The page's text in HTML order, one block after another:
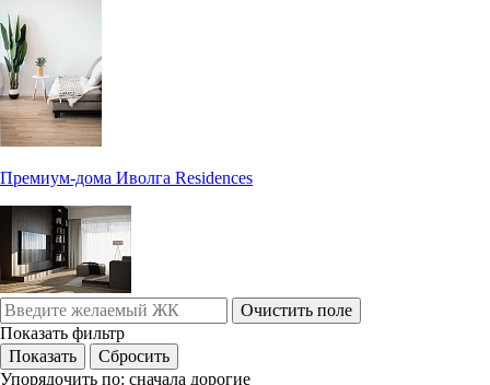
Премиум-дома Иволга Residences
Очистить поле
Показать фильтр
Упорядочить по: сначала дорогие